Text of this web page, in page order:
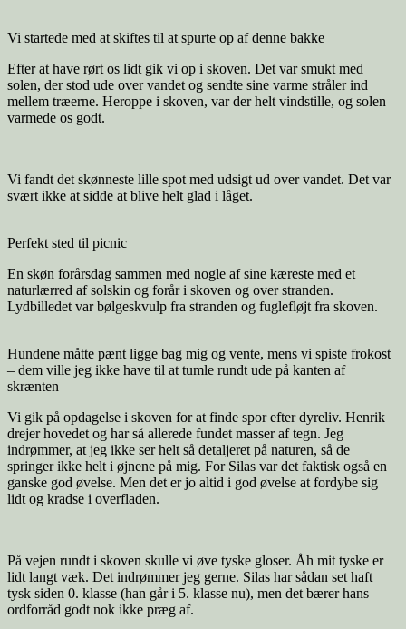
Vi startede med at skiftes til at spurte op af denne bakke
Efter at have rørt os lidt gik vi op i skoven. Det var smukt med
solen, der stod ude over vandet og sendte sine varme stråler ind
mellem træerne. Heroppe i skoven, var der helt vindstille, og solen
varmede os godt.
Vi fandt det skønneste lille spot med udsigt ud over vandet. Det var
svært ikke at sidde at blive helt glad i låget.
Perfekt sted til picnic
En skøn forårsdag sammen med nogle af sine kæreste med et
naturlærred af solskin og forår i skoven og over stranden.
Lydbilledet var bølgeskvulp fra stranden og fuglefløjt fra skoven.
Hundene måtte pænt ligge bag mig og vente, mens vi spiste frokost
– dem ville jeg ikke have til at tumle rundt ude på kanten af
skrænten
Vi gik på opdagelse i skoven for at finde spor efter dyreliv. Henrik
drejer hovedet og har så allerede fundet masser af tegn. Jeg
indrømmer, at jeg ikke ser helt så detaljeret på naturen, så de
springer ikke helt i øjnene på mig. For Silas var det faktisk også en
ganske god øvelse. Men det er jo altid i god øvelse at fordybe sig
lidt og kradse i overfladen.
På vejen rundt i skoven skulle vi øve tyske gloser. Åh mit tyske er
lidt langt væk. Det indrømmer jeg gerne. Silas har sådan set haft
tysk siden 0. klasse (han går i 5. klasse nu), men det bærer hans
ordforråd godt nok ikke præg af.